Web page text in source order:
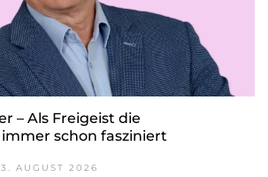
– Als Freigeist die
schon fasziniert
3. AUGUST 2026